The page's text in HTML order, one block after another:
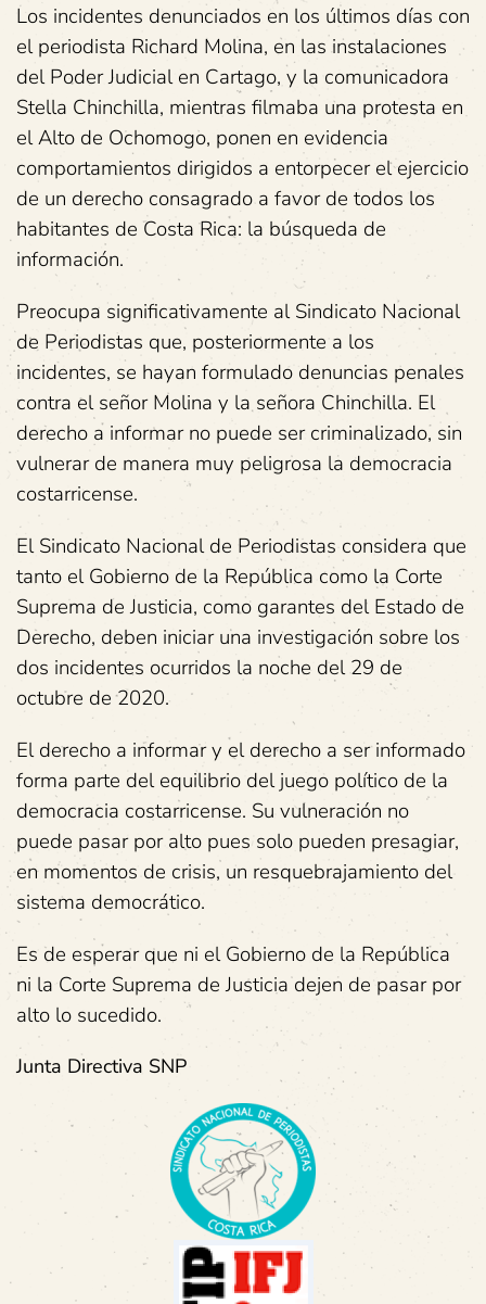
Los incidentes denunciados en los últimos días con
el periodista Richard Molina, en las instalaciones
del Poder Judicial en Cartago, y la comunicadora
Stella Chinchilla, mientras filmaba una protesta en
el Alto de Ochomogo, ponen en evidencia
comportamientos dirigidos a entorpecer el ejercicio
de un derecho consagrado a favor de todos los
habitantes de Costa Rica: la búsqueda de
información.
Preocupa significativamente al Sindicato Nacional
de Periodistas que, posteriormente a los
incidentes, se hayan formulado denuncias penales
contra el señor Molina y la señora Chinchilla. El
derecho a informar no puede ser criminalizado, sin
vulnerar de manera muy peligrosa la democracia
costarricense.
El Sindicato Nacional de Periodistas considera que
tanto el Gobierno de la República como la Corte
Suprema de Justicia, como garantes del Estado de
Derecho, deben iniciar una investigación sobre los
dos incidentes ocurridos la noche del 29 de
octubre de 2020.
El derecho a informar y el derecho a ser informado
forma parte del equilibrio del juego político de la
democracia costarricense. Su vulneración no
puede pasar por alto pues solo pueden presagiar,
en momentos de crisis, un resquebrajamiento del
sistema democrático.
Es de esperar que ni el Gobierno de la República
ni la Corte Suprema de Justicia dejen de pasar por
alto lo sucedido.
Junta Directiva SNP